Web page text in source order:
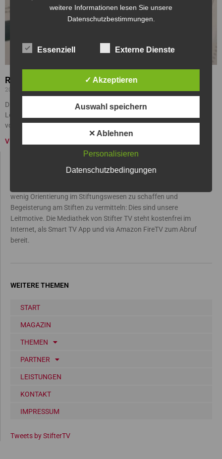
RAINER ARNOLD – MEAG
20/02/2020
Die MEAG hat eine hohe Affinität zum Siftungswesen und stellt
Lösungen für große und mittlere Stiftungsvermögen bereit, die auch
vor dem Hintergrund der dauerhaften Niedrigzinsphase
VIDEO »
wenig Orientierung im Stiftungswesen zu schaffen und
Begeisterung am Stiften zu vermitteln: Dies sind unsere
Leitmotive. Die Mediathek von Stifter TV steht kostenfrei im
Internet, als Smart TV App und via Amazon FireTV zum Abruf
bereit.
WEITERE THEMEN
START
MAGAZIN
THEMEN
PARTNER
LEISTUNGEN
KONTAKT
IMPRESSUM
Tweets by StifterTV
weitere Informationen lesen Sie unsere
Datenschutzbestimmungen.
Essenziell Externe Dienste
✓ Akzeptieren
Auswahl speichern
✕ Ablehnen
Personalisieren
Datenschutzbedingungen